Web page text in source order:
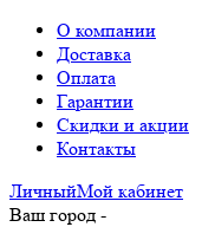
О компании
Доставка
Оплата
Гарантии
Скидки и акции
Контакты
ЛичныйМой кабинет
Ваш город -